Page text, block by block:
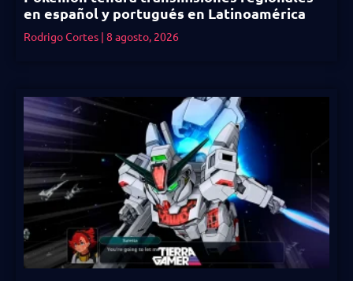
en español y portugués en Latinoamérica
Rodrigo Cortes 8 agosto, 2026